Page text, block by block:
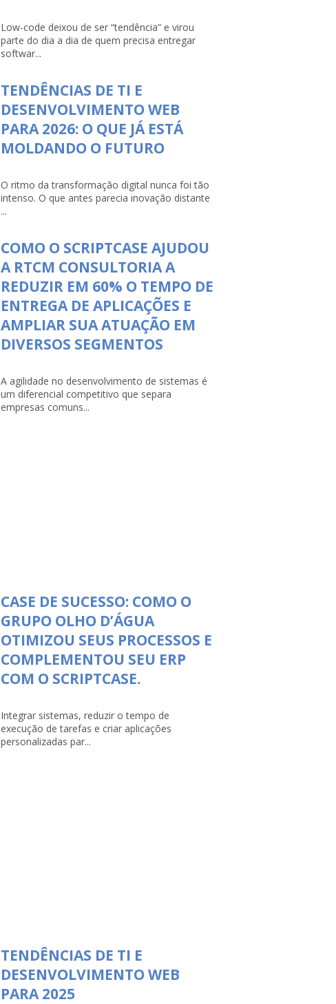
Low-code deixou de ser “tendência” e virou
parte do dia a dia de quem precisa entregar
softwar...
TENDÊNCIAS DE TI E
DESENVOLVIMENTO WEB
PARA 2026: O QUE JÁ ESTÁ
MOLDANDO O FUTURO
O ritmo da transformação digital nunca foi tão
intenso. O que antes parecia inovação distante
...
COMO O SCRIPTCASE AJUDOU
A RTCM CONSULTORIA A
REDUZIR EM 60% O TEMPO DE
ENTREGA DE APLICAÇÕES E
AMPLIAR SUA ATUAÇÃO EM
DIVERSOS SEGMENTOS
A agilidade no desenvolvimento de sistemas é
um diferencial competitivo que separa
empresas comuns...
CASE DE SUCESSO: COMO O
GRUPO OLHO D’ÁGUA
OTIMIZOU SEUS PROCESSOS E
COMPLEMENTOU SEU ERP
COM O SCRIPTCASE.
Integrar sistemas, reduzir o tempo de
execução de tarefas e criar aplicações
personalizadas par...
TENDÊNCIAS DE TI E
DESENVOLVIMENTO WEB
PARA 2025